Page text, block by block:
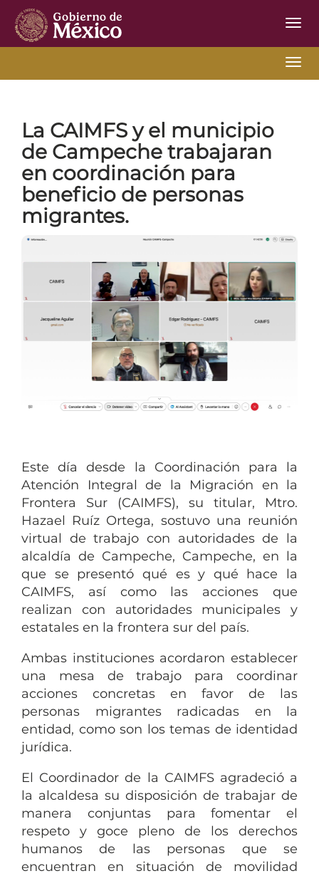
La CAIMFS y el municipio
de Campeche trabajaran
en coordinación para
beneficio de personas
migrantes.
Este día desde la Coordinación para la
Atención Integral de la Migración en la
Frontera Sur (CAIMFS), su titular, Mtro.
Hazael Ruíz Ortega, sostuvo una reunión
virtual de trabajo con autoridades de la
alcaldía de Campeche, Campeche, en la
que se presentó qué es y qué hace la
CAIMFS, así como las acciones que
realizan con autoridades municipales y
estatales en la frontera sur del país.
Ambas instituciones acordaron establecer
una mesa de trabajo para coordinar
acciones concretas en favor de las
personas migrantes radicadas en la
entidad, como son los temas de identidad
jurídica.
El Coordinador de la CAIMFS agradeció a
la alcaldesa su disposición de trabajar de
manera conjuntas para fomentar el
respeto y goce pleno de los derechos
humanos de las personas que se
encuentran en situación de movilidad